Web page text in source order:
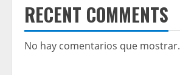
RECENT COMMENTS
No hay comentarios que mostrar.